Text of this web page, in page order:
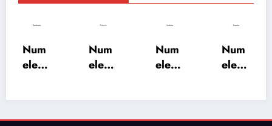
Num
ele
Num
ele
Num
ele
Num
ele